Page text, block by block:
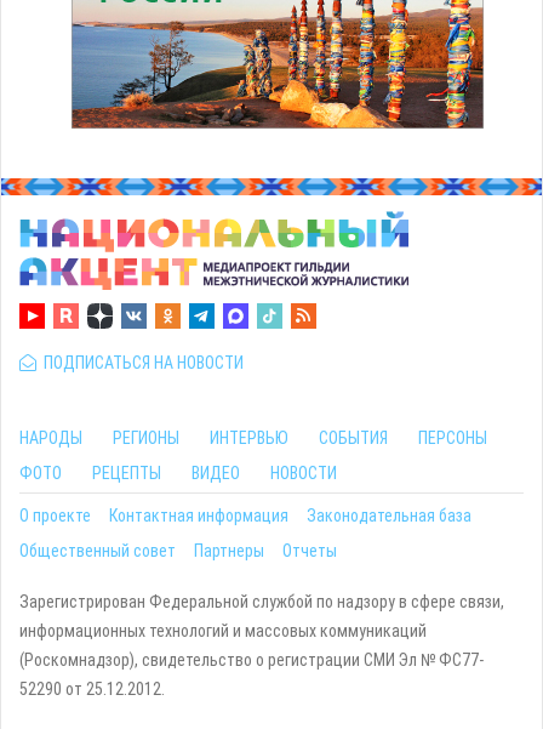
ПОДПИСАТЬСЯ НА НОВОСТИ
НАРОДЫ РЕГИОНЫ ИНТЕРВЬЮ СОБЫТИЯ
ПЕРСОНЫ
ФОТО
РЕЦЕПТЫ ВИДЕО НОВОСТИ
О проекте Контактная информация
Законодательная база
Общественный совет
Партнеры Отчеты
Зарегистрирован Федеральной службой по надзору в сфере связи,
информационных технологий и массовых коммуникаций
(Роскомнадзор), свидетельство о регистрации СМИ Эл № ФС77-
52290 от 25.12.2012.